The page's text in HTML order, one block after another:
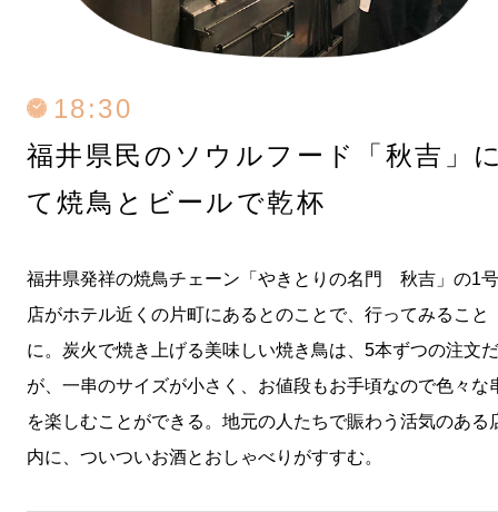
18:30
福井県民のソウルフード「秋吉」
て焼鳥とビールで乾杯
福井県発祥の焼鳥チェーン「やきとりの名門 秋吉」の1号
店がホテル近くの片町にあるとのことで、行ってみること
に。炭火で焼き上げる美味しい焼き鳥は、5本ずつの注文だ
が、一串のサイズが小さく、お値段もお手頃なので色々な
を楽しむことができる。地元の人たちで賑わう活気のある
内に、ついついお酒とおしゃべりがすすむ。